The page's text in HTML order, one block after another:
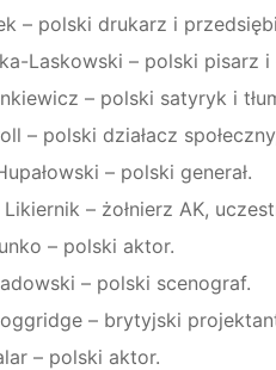
– polski drukarz i
Laskowski – polski pisarz
– polski satyryk i
– polski działacz
– polski generał.
Likiernik – żołnierz AK,
– polski aktor.
– polski scenograf.
– brytyjski
– polski aktor.